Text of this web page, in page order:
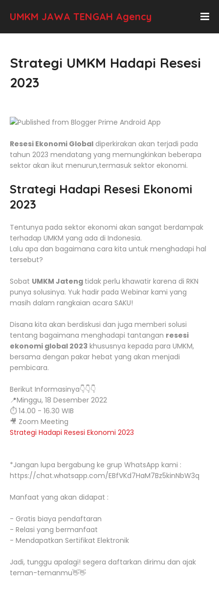
UMKM JAWA TENGAH Agency
Strategi UMKM Hadapi Resesi
2023
Resesi Ekonomi Global diperkirakan akan terjadi pada
tahun 2023 mendatang yang memungkinkan beberapa
sektor akan ikut menurun,termasuk sektor ekonomi.
Strategi Hadapi Resesi Ekonomi
2023
Tentunya pada sektor ekonomi akan sangat berdampak
terhadap UMKM yang ada di Indonesia.
Lalu apa dan bagaimana cara kita untuk menghadapi hal
tersebut?
Sobat UMKM Jateng tidak perlu khawatir karena di RKN
punya solusinya. Yuk hadir pada Webinar kami yang
masih dalam rangkaian acara SAKU!
Disana kita akan berdiskusi dan juga memberi solusi
tentang bagaimana menghadapi tantangan resesi
ekonomi global 2023 khususnya kepada para UMKM,
bersama dengan pakar hebat yang akan menjadi
pembicara.
Berikut Informasinya👇👇👇
📍Minggu, 18 Desember 2022
⏱ 14.00 - 16.30 WIB
🎥 Zoom Meeting
Strategi Hadapi Resesi Ekonomi 2023
*Jangan lupa bergabung ke grup WhatsApp kami :
https://chat.whatsapp.com/EBfVKd7HaM7Bz5kinNbW3q
Manfaat yang akan didapat :
- Gratis biaya pendaftaran
- Relasi yang bermanfaat
- Mendapatkan Sertifikat Elektronik
Jadi, tunggu apalagi! segera daftarkan dirimu dan ajak
teman-temanmu👋👋